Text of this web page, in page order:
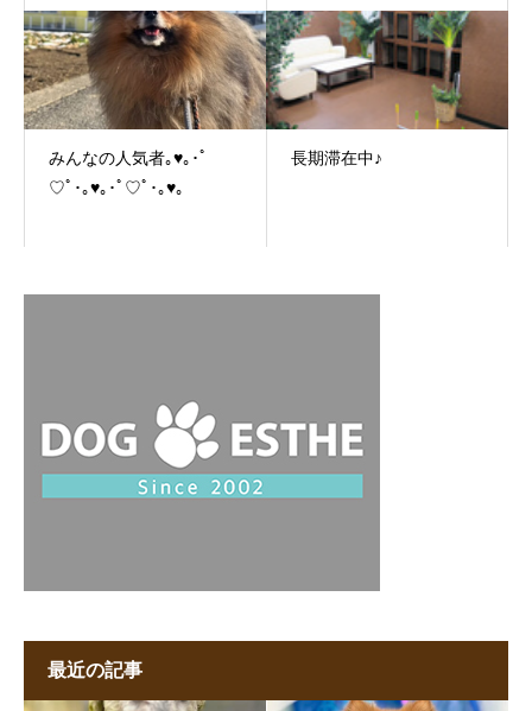
みんなの人気者｡♥｡･ﾟ
♡ﾟ･｡♥｡･ﾟ♡ﾟ･｡♥｡
長期滞在中♪
最近の記事